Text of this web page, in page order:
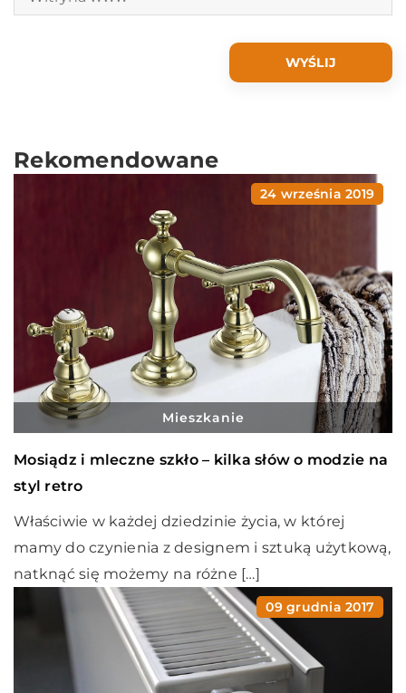
Rekomendowane
24 września 2019
Mieszkanie
Mosiądz i mleczne szkło – kilka słów o modzie na
styl retro
Właściwie w każdej dziedzinie życia, w której
mamy do czynienia z designem i sztuką użytkową,
natknąć się możemy na różne […]
09 grudnia 2017